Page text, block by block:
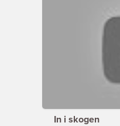
In i skogen